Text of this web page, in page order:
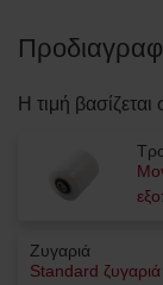
Η τιμή βασίζεται
Ζυγαριά
Standard ζυγαριά